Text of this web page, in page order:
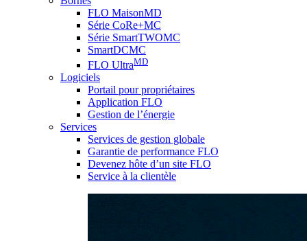
FLO MaisonMD
Série CoRe+MC
Série SmartTWOMC
SmartDCMC
FLO UltraMD
Logiciels
Portail pour propriétaires
Application FLO
Gestion de l’énergie
Services
Services de gestion globale
Garantie de performance FLO
Devenez hôte d’un site FLO
Service à la clientèle